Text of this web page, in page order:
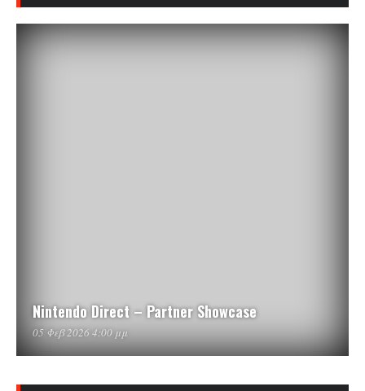
Nintendo Direct – Partner Showcase
05 Φεβ 2026 4:00 μμ